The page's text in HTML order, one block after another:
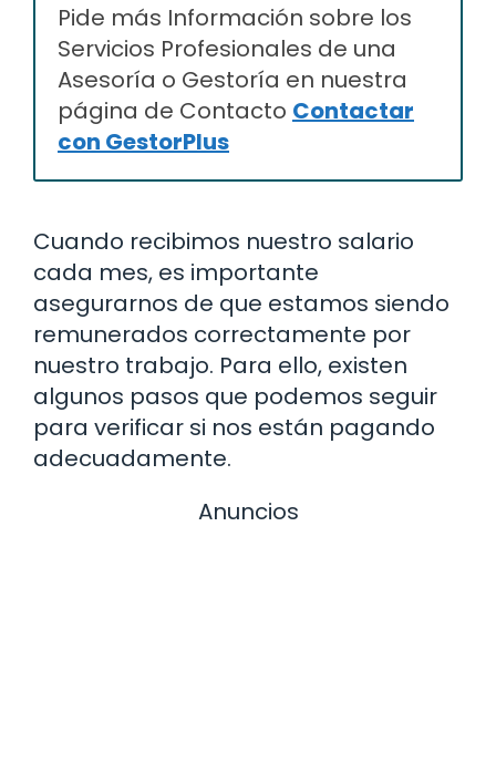
Pide más Información sobre los
Servicios Profesionales de una
Asesoría o Gestoría en nuestra
página de Contacto Contactar
con GestorPlus
Cuando recibimos nuestro salario
cada mes, es importante
asegurarnos de que estamos siendo
remunerados correctamente por
nuestro trabajo. Para ello, existen
algunos pasos que podemos seguir
para verificar si nos están pagando
adecuadamente.
Anuncios